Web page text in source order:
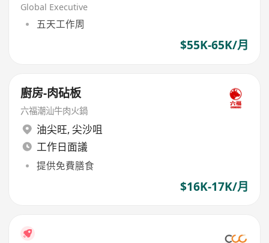
Global Executive
五天工作周
$55K-65K/月
廚房-肉砧板
六福潮汕牛肉火鍋
油尖旺, 尖沙咀
工作日面議
提供免費膳食
$16K-17K/月